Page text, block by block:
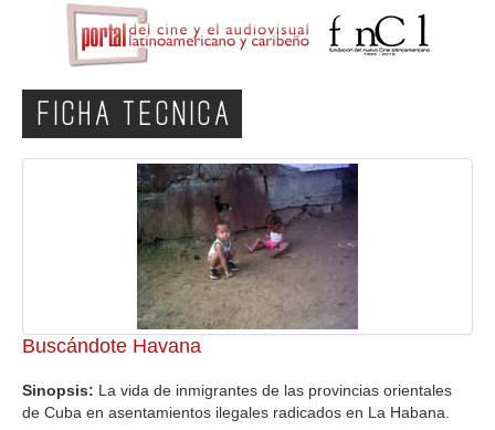
FICHA TECNICA
Buscándote Havana
Sinopsis: La vida de inmigrantes de las provincias orientales
de Cuba en asentamientos ilegales radicados en La Habana.